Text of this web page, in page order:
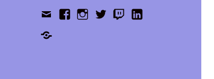
ContactFacebookInstagramTwitterTwitchLinkedIn
Shop